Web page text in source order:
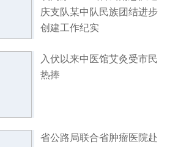
庆支队某中队民族团结进步
创建工作纪实
入伏以来中医馆艾灸受市民
热捧
省公路局联合省肿瘤医院赴